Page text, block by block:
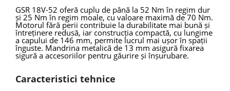
GSR 18V-52 oferă cuplu de până la 52 Nm în regim dur
și 25 Nm în regim moale, cu valoare maximă de 70 Nm.
Motorul fără perii contribuie la durabilitate mai bună și
întreținere redusă, iar construcția compactă, cu lungime
a capului de 146 mm, permite lucrul mai ușor în spații
înguste. Mandrina metalică de 13 mm asigură fixarea
sigură a accesoriilor pentru găurire și înșurubare.
Caracteristici tehnice